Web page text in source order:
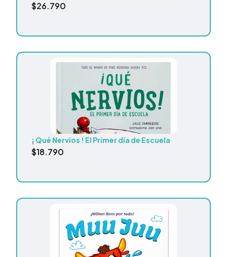
$26.790
¡ Qué Nervios ! El Primer día de Escuela
$18.790